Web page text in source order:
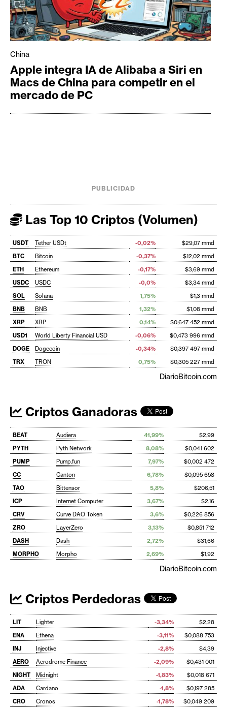
China
Apple integra IA de Alibaba a Siri en
Macs de China para competir en el
mercado de PC
PUBLICIDAD
Las Top 10 Criptos (Volumen)
USDT Tether USDt -0,02%
$29,07 mmd
BTC
Bitcoin -0,37%
$12,02 mmd
ETH
Ethereum -0,17%
$3,69 mmd
USDC
USDC -0,0%
$3,34 mmd
SOL
Solana 1,75%
$1,3 mmd
BNB
BNB 1,32%
$1,08 mmd
XRP
XRP 0,14%
$0,647 452 mmd
USD1
World Liberty Financial USD -0,06%
$0,473 996 mmd
DOGE
Dogecoin -0,34%
$0,397 497 mmd
TRX
TRON 0,75% $0,305 227 mmd
DiarioBitcoin.com
Criptos Ganadoras
BEAT Audiera 41,99%
$2,99
PYTH
Pyth Network 8,08%
$0,041 602
PUMP
Pump.fun 7,97%
$0,002 472
CC
Canton 6,78%
$0,095 658
TAO
Bittensor 5,8%
$206,51
ICP
Internet Computer 3,67%
$2,16
CRV
Curve DAO Token 3,6%
$0,226 856
ZRO
LayerZero 3,13%
$0,851 712
DASH
Dash 2,72%
$31,66
MORPHO
Morpho 2,69% $1,92
DiarioBitcoin.com
Criptos Perdedoras
LIT Lighter -3,34%
$2,28
ENA
Ethena -3,11%
$0,088 753
INJ
Injective -2,8%
$4,39
AERO
Aerodrome Finance -2,09%
$0,431 001
NIGHT
Midnight -1,83%
$0,018 671
ADA
Cardano -1,8%
$0,197 285
CRO
Cronos -1,78% $0,049 209